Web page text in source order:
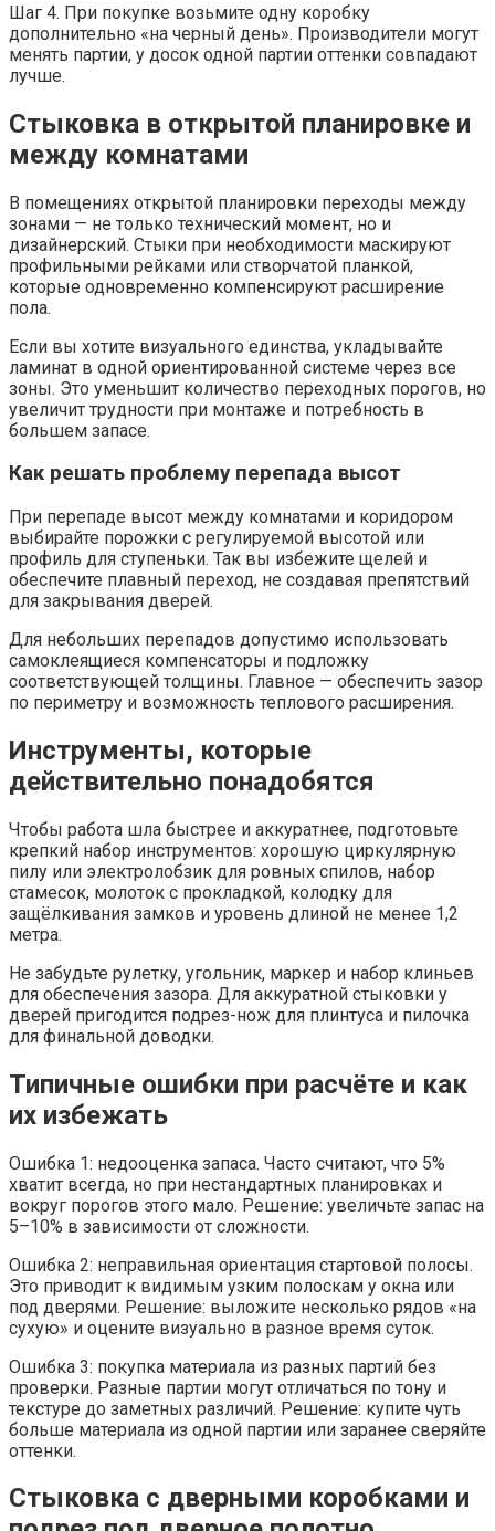
Шаг 4. При покупке возьмите одну коробку
дополнительно «на черный день». Производители могут
менять партии, у досок одной партии оттенки совпадают
лучше.
Стыковка в открытой планировке и
между комнатами
В помещениях открытой планировки переходы между
зонами — не только технический момент, но и
дизайнерский. Стыки при необходимости маскируют
профильными рейками или створчатой планкой,
которые одновременно компенсируют расширение
пола.
Если вы хотите визуального единства, укладывайте
ламинат в одной ориентированной системе через все
зоны. Это уменьшит количество переходных порогов, но
увеличит трудности при монтаже и потребность в
большем запасе.
Как решать проблему перепада высот
При перепаде высот между комнатами и коридором
выбирайте порожки с регулируемой высотой или
профиль для ступеньки. Так вы избежите щелей и
обеспечите плавный переход, не создавая препятствий
для закрывания дверей.
Для небольших перепадов допустимо использовать
самоклеящиеся компенсаторы и подложку
соответствующей толщины. Главное — обеспечить зазор
по периметру и возможность теплового расширения.
Инструменты, которые
действительно понадобятся
Чтобы работа шла быстрее и аккуратнее, подготовьте
крепкий набор инструментов: хорошую циркулярную
пилу или электролобзик для ровных спилов, набор
стамесок, молоток с прокладкой, колодку для
защёлкивания замков и уровень длиной не менее 1,2
метра.
Не забудьте рулетку, угольник, маркер и набор клиньев
для обеспечения зазора. Для аккуратной стыковки у
дверей пригодится подрез-нож для плинтуса и пилочка
для финальной доводки.
Типичные ошибки при расчёте и как
их избежать
Ошибка 1: недооценка запаса. Часто считают, что 5%
хватит всегда, но при нестандартных планировках и
вокруг порогов этого мало. Решение: увеличьте запас на
5–10% в зависимости от сложности.
Ошибка 2: неправильная ориентация стартовой полосы.
Это приводит к видимым узким полоскам у окна или
под дверями. Решение: выложите несколько рядов «на
сухую» и оцените визуально в разное время суток.
Ошибка 3: покупка материала из разных партий без
проверки. Разные партии могут отличаться по тону и
текстуре до заметных различий. Решение: купите чуть
больше материала из одной партии или заранее сверяйте
оттенки.
Стыковка с дверными коробками и